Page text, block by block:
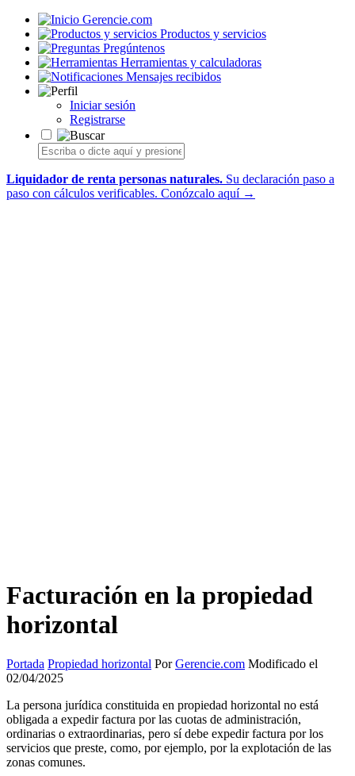
Gerencie.com
Productos y servicios
Pregúntenos
Herramientas y calculadoras
Mensajes recibidos
Iniciar sesión
Registrarse
Liquidador de renta personas naturales. Su declaración paso a
paso con cálculos verificables. Conózcalo aquí →
Facturación en la propiedad
horizontal
Portada Propiedad horizontal PorGerencie.com Modificado el
02/04/2025
La persona jurídica constituida en propiedad horizontal no está
obligada a expedir factura por las cuotas de administración,
ordinarias o extraordinarias, pero sí debe expedir factura por los
servicios que preste, como, por ejemplo, por la explotación de las
zonas comunes.